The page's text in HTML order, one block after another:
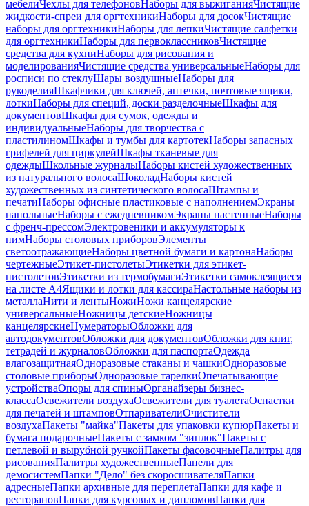
мебелиЧехлы для телефоновНаборы для выжиганияЧистящие
жидкости-спреи для оргтехникиНаборы для досокЧистящие
наборы для оргтехникиНаборы для лепкиЧистящие салфетки
для оргтехникиНаборы для первоклассниковЧистящие
средства для кухниНаборы для рисования и
моделированияЧистящие средства универсальныеНаборы для
росписи по стеклуШары воздушныеНаборы для
рукоделияШкафчики для ключей, аптечки, почтовые ящики,
лоткиНаборы для специй, доски разделочныеШкафы для
документовШкафы для сумок, одежды и
индивидуальныеНаборы для творчества с
пластилиномШкафы и тумбы для картотекНаборы запасных
грифелей для циркулейШкафы тканевые для
одеждыШкольные журналыНаборы кистей художественных
из натурального волосаШоколадНаборы кистей
художественных из синтетического волосаШтампы и
печатиНаборы офисные пластиковые с наполнениемЭкраны
напольныеНаборы с ежедневникомЭкраны настенныеНаборы
с френч-прессомЭлектровеники и аккумуляторы к
нимНаборы столовых приборовЭлементы
светоотражающиеНаборы цветной бумаги и картонаНаборы
чертежныеЭтикет-пистолетыЭтикетки для этикет-
пистолетовЭтикетки из термобумагиЭтикетки самоклеящиеся
на листе А4Ящики и лотки для кассираНастольные наборы из
металлаНити и лентыНожиНожи канцелярские
универсальныеНожницы детскиеНожницы
канцелярскиеНумераторыОбложки для
автодокументовОбложки для документовОбложки для книг,
тетрадей и журналовОбложки для паспортаОдежда
влагозащитнаяОдноразовые стаканы и чашкиОдноразовые
столовые приборыОдноразовые тарелкиОпечатывающие
устройстваОпоры для спиныОрганайзеры бизнес-
классаОсвежители воздухаОсвежители для туалетаОснастки
для печатей и штамповОтпаривателиОчистители
воздухаПакеты "майка"Пакеты для упаковки купюрПакеты и
бумага подарочныеПакеты с замком "зиплок"Пакеты с
петлевой и вырубной ручкойПакеты фасовочныеПалитры для
рисованияПалитры художественныеПанели для
демосистемПапки "Дело" без скоросшивателяПапки
адресныеПапки архивные для переплетаПапки для кафе и
ресторановПапки для курсовых и дипломовПапки для